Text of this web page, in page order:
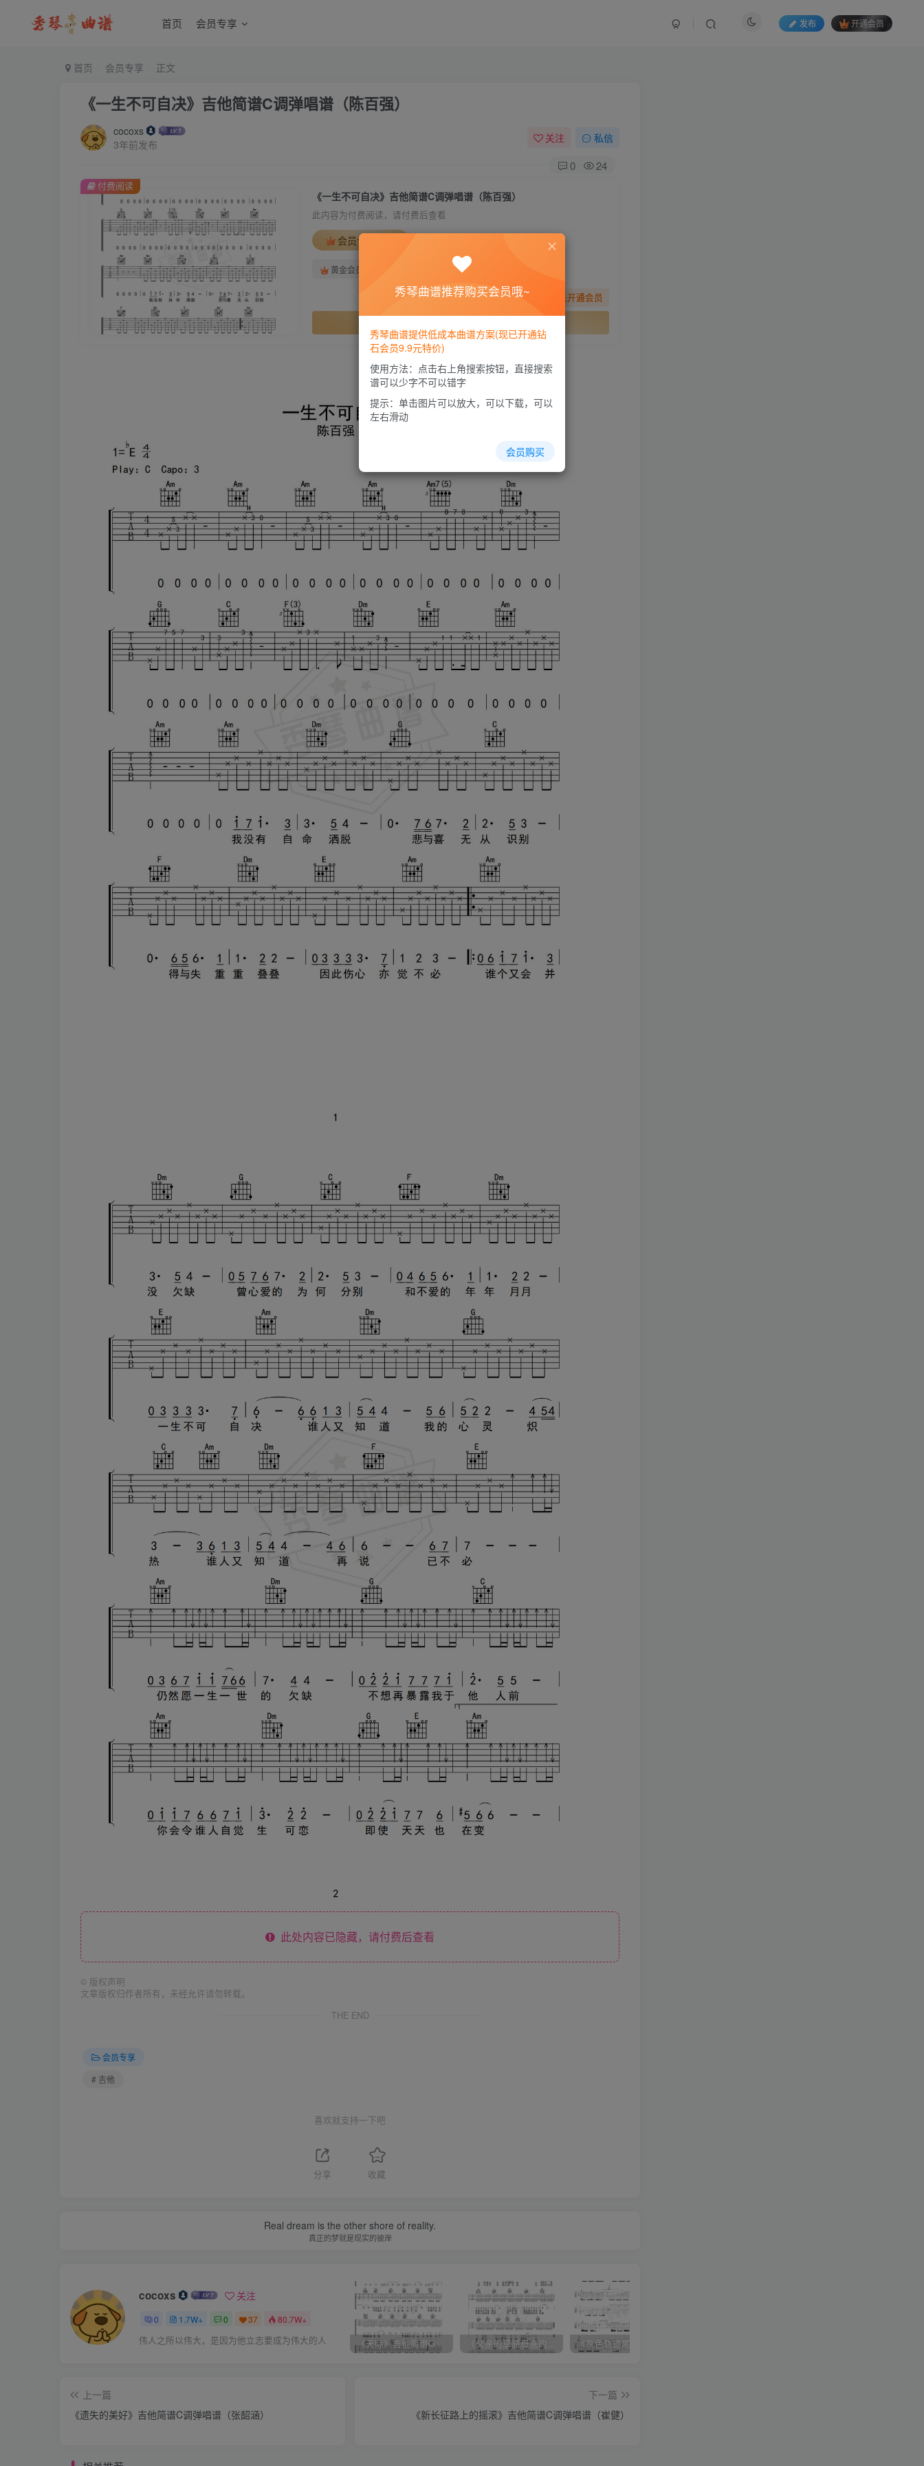
首页 会员专享 发布 开通会员
首页 会员专享 正文
《一生不可自决》吉他简谱C调弹唱谱（陈百强）
cocoxs
3年前发布
关注 私信
0 24
《一生不可自决》吉他简谱C调弹唱谱（陈百强）
此内容为付费阅读，请付费后查看
会员专属资源
黄金会员 免费
您暂无购买权限，请先开通会员
付费阅读
此处内容已隐藏，请付费后查看
© 版权声明
文章版权归作者所有，未经允许请勿转载。
THE END
会员专享
# 吉他
喜欢就支持一下吧
分享 收藏
Real dream is the other shore of reality.
真正的梦就是现实的彼岸
cocoxs 关注
0 1.7W+ 0 37 80.7W+
伟人之所以伟大，是因为他立志要成为伟大的人 《天际》吉他简谱G调弹唱谱（姜玉阳） 《父亲的草原母亲的河》吉他简谱C调弹唱谱（腾格尔）
上一篇
《遗失的美好》吉他简谱C调弹唱谱（张韶涵）
下一篇
《新长征路上的摇滚》吉他简谱C调弹唱谱（崔健）
秀琴曲谱推荐购买会员哦~
秀琴曲谱提供低成本曲谱方案(现已开通钻
石会员9.9元特价)
使用方法：点击右上角搜索按钮，直接搜索
谱可以少字不可以错字
提示：单击图片可以放大，可以下载，可以
左右滑动
会员购买